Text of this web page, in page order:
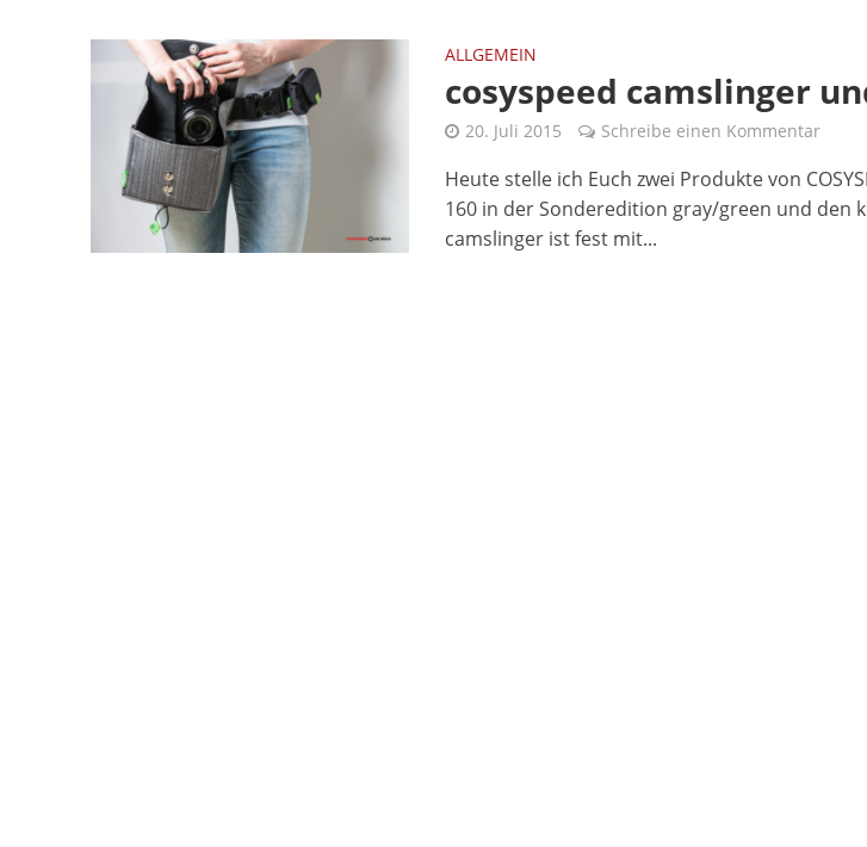
ALLGEMEIN
cosyspeed camslinger
20. Juli 2015 Schreibe einen Kommentar
Heute stelle ich Euch zwei Produkte von
160 in der Sonderedition gray/green und den
camslinger ist fest mit...